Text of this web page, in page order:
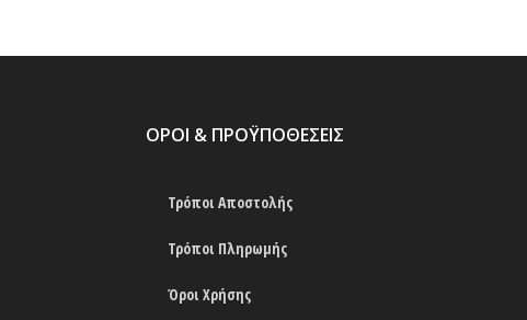
ΟΡΟΙ & ΠΡΟΫΠΟΘΕΣΕΙΣ
Τρόποι Αποστολής
Τρόποι Πληρωμής
Όροι Χρήσης